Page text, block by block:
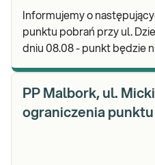
Informujemy o
punktu pobrań przy ul.
dniu 08.08 - punkt będzie nieczynny.
PP Malbork, ul.
ograniczenia